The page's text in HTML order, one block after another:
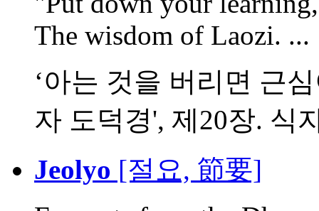
The wisdom of Laozi. ...
‘아는 것을 버리면 근
자 도덕경', 제20장. 식
Jeolyo [절요, 節要]